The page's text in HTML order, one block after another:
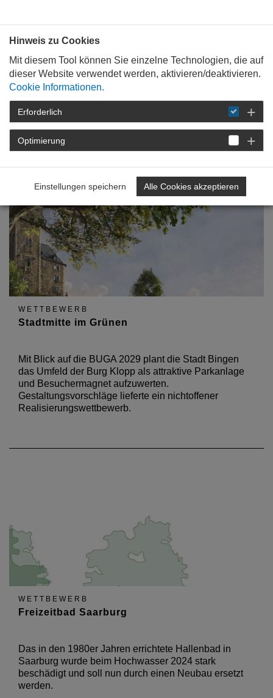
STARTSEITE
VERGABE UND WETTBEWERB
WETTBEWERBSERGEBNISSE IN RHEINLAND-PFALZ
WETTBEWERB
Stadtmitte im Grünen
Mit Blick auf die BUGA 2029 plant die Stadt Bingen
das Umfeld der Burg Klopp als attraktive Parkanlage
und Besuchermagnet aufzuwerten.
Gestaltungsvorschläge lieferte ein nichtoffener
Realisierungswettbewerb.
WETTBEWERB
Freizeitbad Saarburg
Das in den 1980er Jahren errichtete Hallenbad in
Saarburg wurde beim Hochwasser 2024 stark
beschädigt und soll nun durch einen Neubau ersetzt
werden.
Hinweis zu Cookies
Mit diesem Tool können Sie einzelne Technologien, die auf
dieser Website verwendet werden, aktivieren/deaktivieren.
Cookie Informationen.
Erforderlich
Optimierung
Einstellungen speichern Alle Cookies akzeptieren